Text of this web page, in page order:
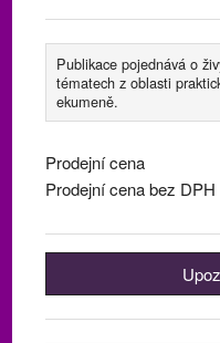
Publikace pojednává o
tématech z oblasti
ekumeně.
Prodejní cena
Prodejní cena bez DPH